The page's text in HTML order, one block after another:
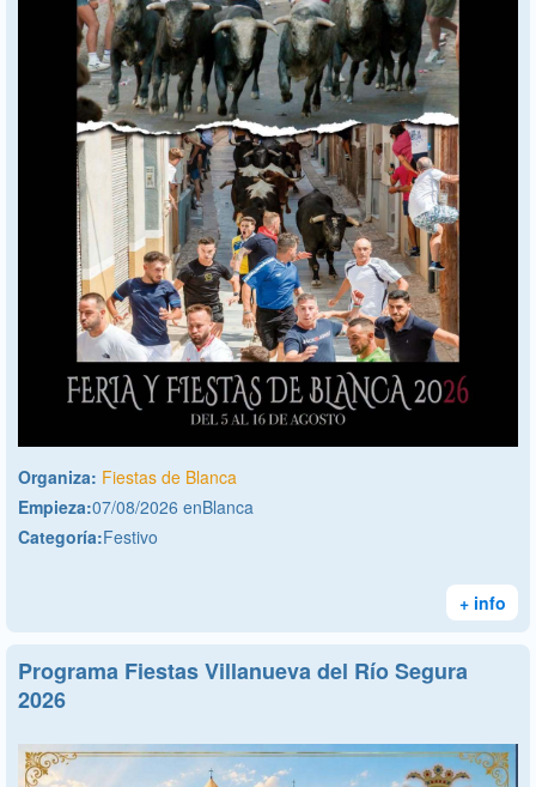
Organiza: Fiestas de Blanca
Empieza:07/08/2026 enBlanca
Categoría:Festivo
+ info
Programa Fiestas Villanueva del Río Segura
2026